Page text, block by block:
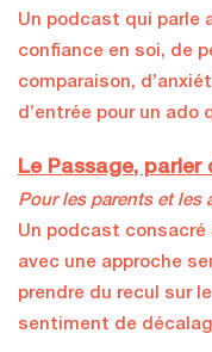
Un podcast qui parle
confiance en soi, de
comparaison,
d’entrée pour un ado
Le Passage, parler
Pour les parents et les
Un podcast consacré
avec une approche
prendre du recul sur
sentiment de